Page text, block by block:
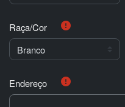
Raça/Cor
Endereço